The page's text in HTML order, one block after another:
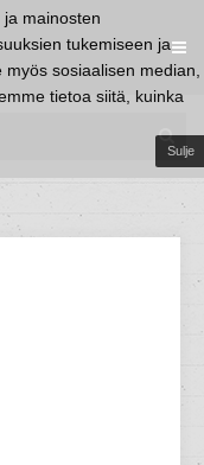
mainosten
tukemiseen ja
sosiaalisen median,
tietoa siitä, kuinka
Sulje